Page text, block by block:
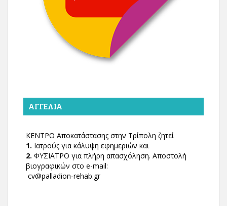
ΑΓΓΕΛΊΑ
ΚΕΝΤΡΟ Αποκατάστασης στην Τρίπολη ζητεί
1. Ιατρούς για κάλυψη εφημεριών και
2. ΦΥΣΙΑΤΡΟ για πλήρη απασχόληση. Αποστολή
βιογραφικών στο e-mail:
cv@palladion-rehab.gr